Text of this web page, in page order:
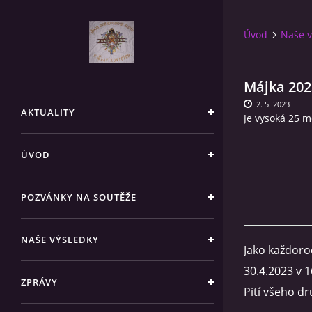
AKTUALITY
ÚVOD
POZVÁNKY NA SOUTĚŽE
NAŠE VÝSLEDKY
ZPRÁVY
Úvod Naše
Májka
Je vysoká 25
2. 5. 2023
Jako
30.4.2023 v
Pití všeho